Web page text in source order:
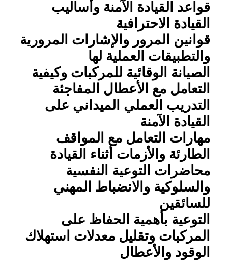
قواعد القيادة الآمنة وأساليب
القيادة الاحترافية
قوانين المرور والإشارات المرورية
والتطبيقات العملية لها
الصيانة الوقائية للمركبات وكيفية
التعامل مع الأعطال المفاجئة
التدريب العملي الميداني على
القيادة الآمنة
مهارات التعامل مع المواقف
الطارئة والأزمات أثناء القيادة
محاضرات التوعية النفسية
والسلوكية والانضباط المهني
للسائقين
التوعية بأهمية الحفاظ على
المركبات وتقليل معدلات استهلاك
الوقود والأعطال